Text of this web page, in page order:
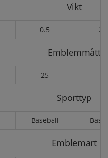
Vikt
0.5 2.1
Emblemmått
25
Sporttyp
Baseball
Emblemart